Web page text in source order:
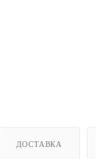
ДОСТАВКА